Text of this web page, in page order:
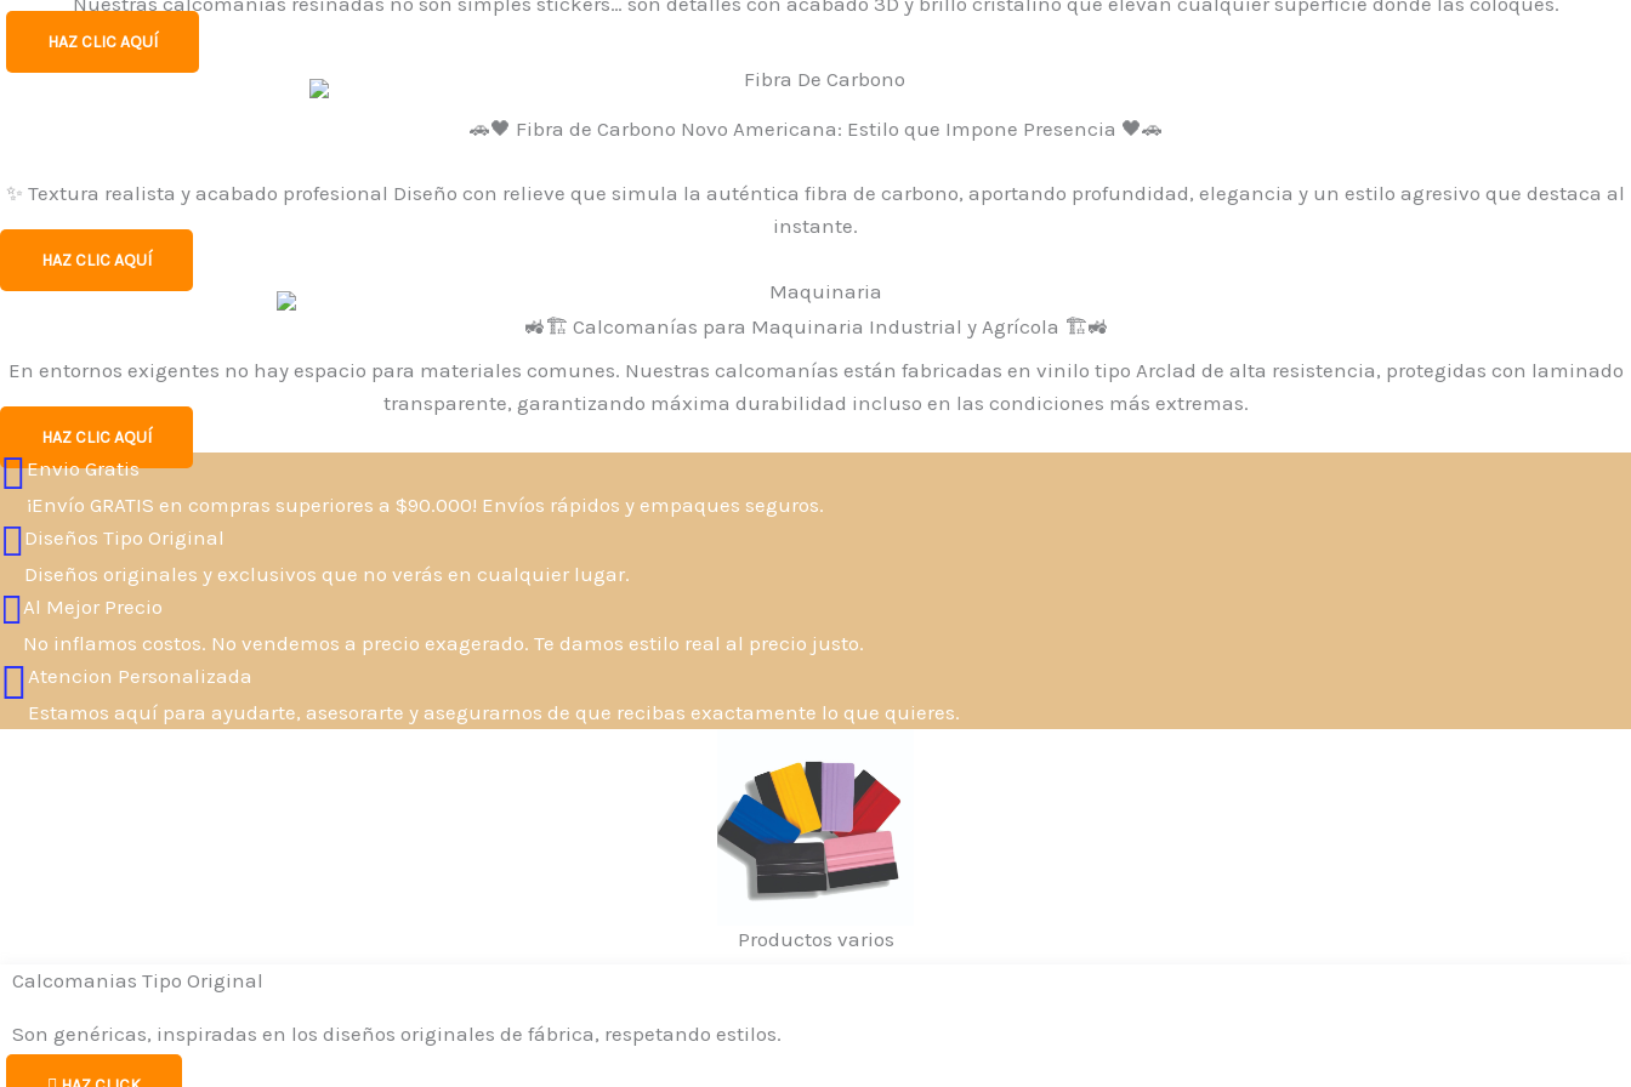
HAZ CLIC AQUÍ
🚗🖤 Fibra de Carbono Novo Americana: Estilo que Impone Presencia 🖤🚗
✨ Textura realista y acabado profesional Diseño con relieve que simula la auténtica fibra de carbono, aportando profundidad, elegancia y un estilo agresivo que destaca al
instante.
HAZ CLIC AQUÍ
🚜🏗️ Calcomanías para Maquinaria Industrial y Agrícola 🏗️🚜
En entornos exigentes no hay espacio para materiales comunes. Nuestras calcomanías están fabricadas en vinilo tipo Arclad de alta resistencia, protegidas con laminado
transparente, garantizando máxima durabilidad incluso en las condiciones más extremas.
HAZ CLIC AQUÍ
Envio Gratis
¡Envío GRATIS en compras superiores a $90.000! Envíos rápidos y empaques seguros.
Diseños Tipo Original
Diseños originales y exclusivos que no verás en cualquier lugar.
Al Mejor Precio
No inflamos costos. No vendemos a precio exagerado. Te damos estilo real al precio justo.
Atencion Personalizada
Estamos aquí para ayudarte, asesorarte y asegurarnos de que recibas exactamente lo que quieres.
Productos varios
Calcomanias Tipo Original
Son genéricas, inspiradas en los diseños originales de fábrica, respetando estilos.